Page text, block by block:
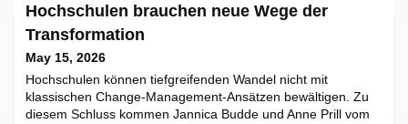
Hochschulen brauchen neue Wege der
Transformation
May 15, 2026
Hochschulen können tiefgreifenden Wandel nicht mit
klassischen Change-Management-Ansätzen bewältigen. Zu
diesem Schluss kommen Jannica Budde und Anne Prill vom